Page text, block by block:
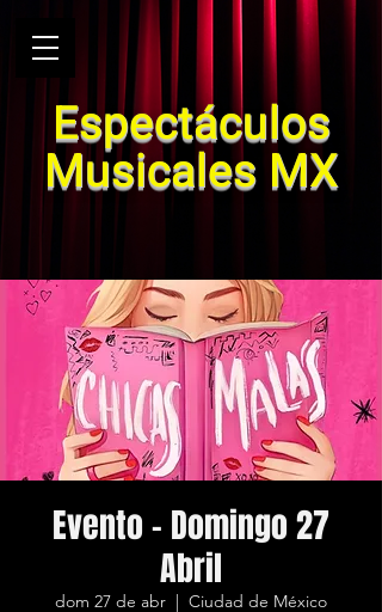
Espectáculos
Musicales MX
Evento - Domingo 27
Abril
dom 27 de abr
  |
Ciudad de México